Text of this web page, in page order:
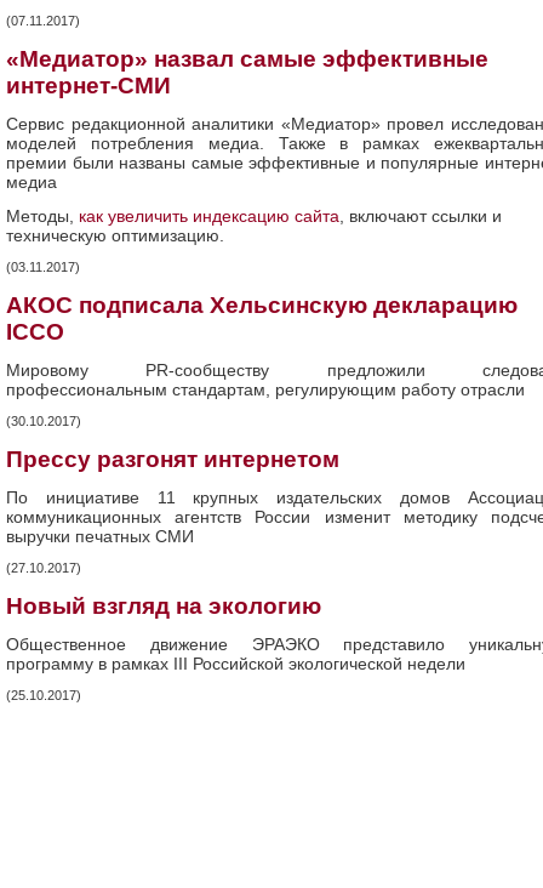
(07.11.2017)
«Медиатор» назвал самые эффективные
интернет-СМИ
Сервис редакционной аналитики «Медиатор» провел
моделей потребления медиа. Также в рамках
премии были названы самые эффективные и популярные
медиа
Методы, как увеличить индексацию сайта , включают ссылки и
техническую оптимизацию.
(03.11.2017)
АКОС подписала Хельсинскую декларацию
ICCO
Мировому PR-сообществу предложили
профессиональным стандартам, регулирующим работу отрасли
(30.10.2017)
Прессу разгонят интернетом
По инициативе 11 крупных издательских домов
коммуникационных агентств России изменит методику
выручки печатных СМИ
(27.10.2017)
Новый взгляд на экологию
Общественное движение ЭРАЭКО представило
программу в рамках III Российской экологической недели
(25.10.2017)